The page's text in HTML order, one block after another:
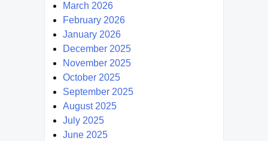
March 2026
February 2026
January 2026
December 2025
November 2025
October 2025
September 2025
August 2025
July 2025
June 2025